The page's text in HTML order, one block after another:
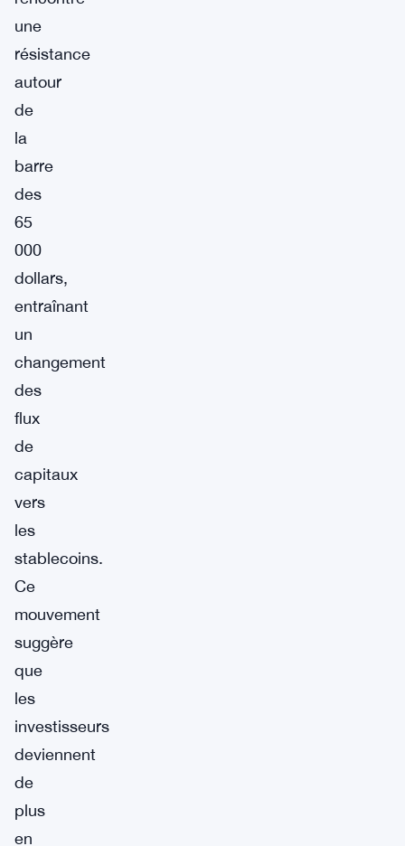
une
résistance
autour
de
la
barre
des
65
000
dollars,
entraînant
un
changement
des
flux
de
capitaux
vers
les
stablecoins.
Ce
mouvement
suggère
que
les
investisseurs
deviennent
de
plus
en